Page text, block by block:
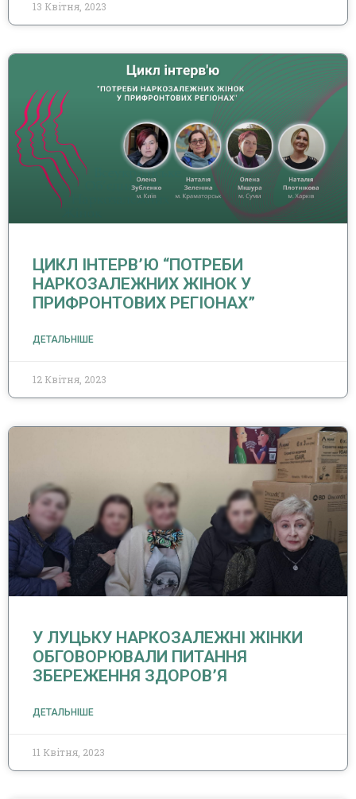
13 Квітня, 2023
ЦИКЛ ІНТЕРВ’Ю “ПОТРЕБИ
НАРКОЗАЛЕЖНИХ ЖІНОК У
ПРИФРОНТОВИХ РЕГІОНАХ”
ДЕТАЛЬНІШЕ
12 Квітня, 2023
У ЛУЦЬКУ НАРКОЗАЛЕЖНІ ЖІНКИ
ОБГОВОРЮВАЛИ ПИТАННЯ
ЗБЕРЕЖЕННЯ ЗДОРОВ’Я
ДЕТАЛЬНІШЕ
11 Квітня, 2023